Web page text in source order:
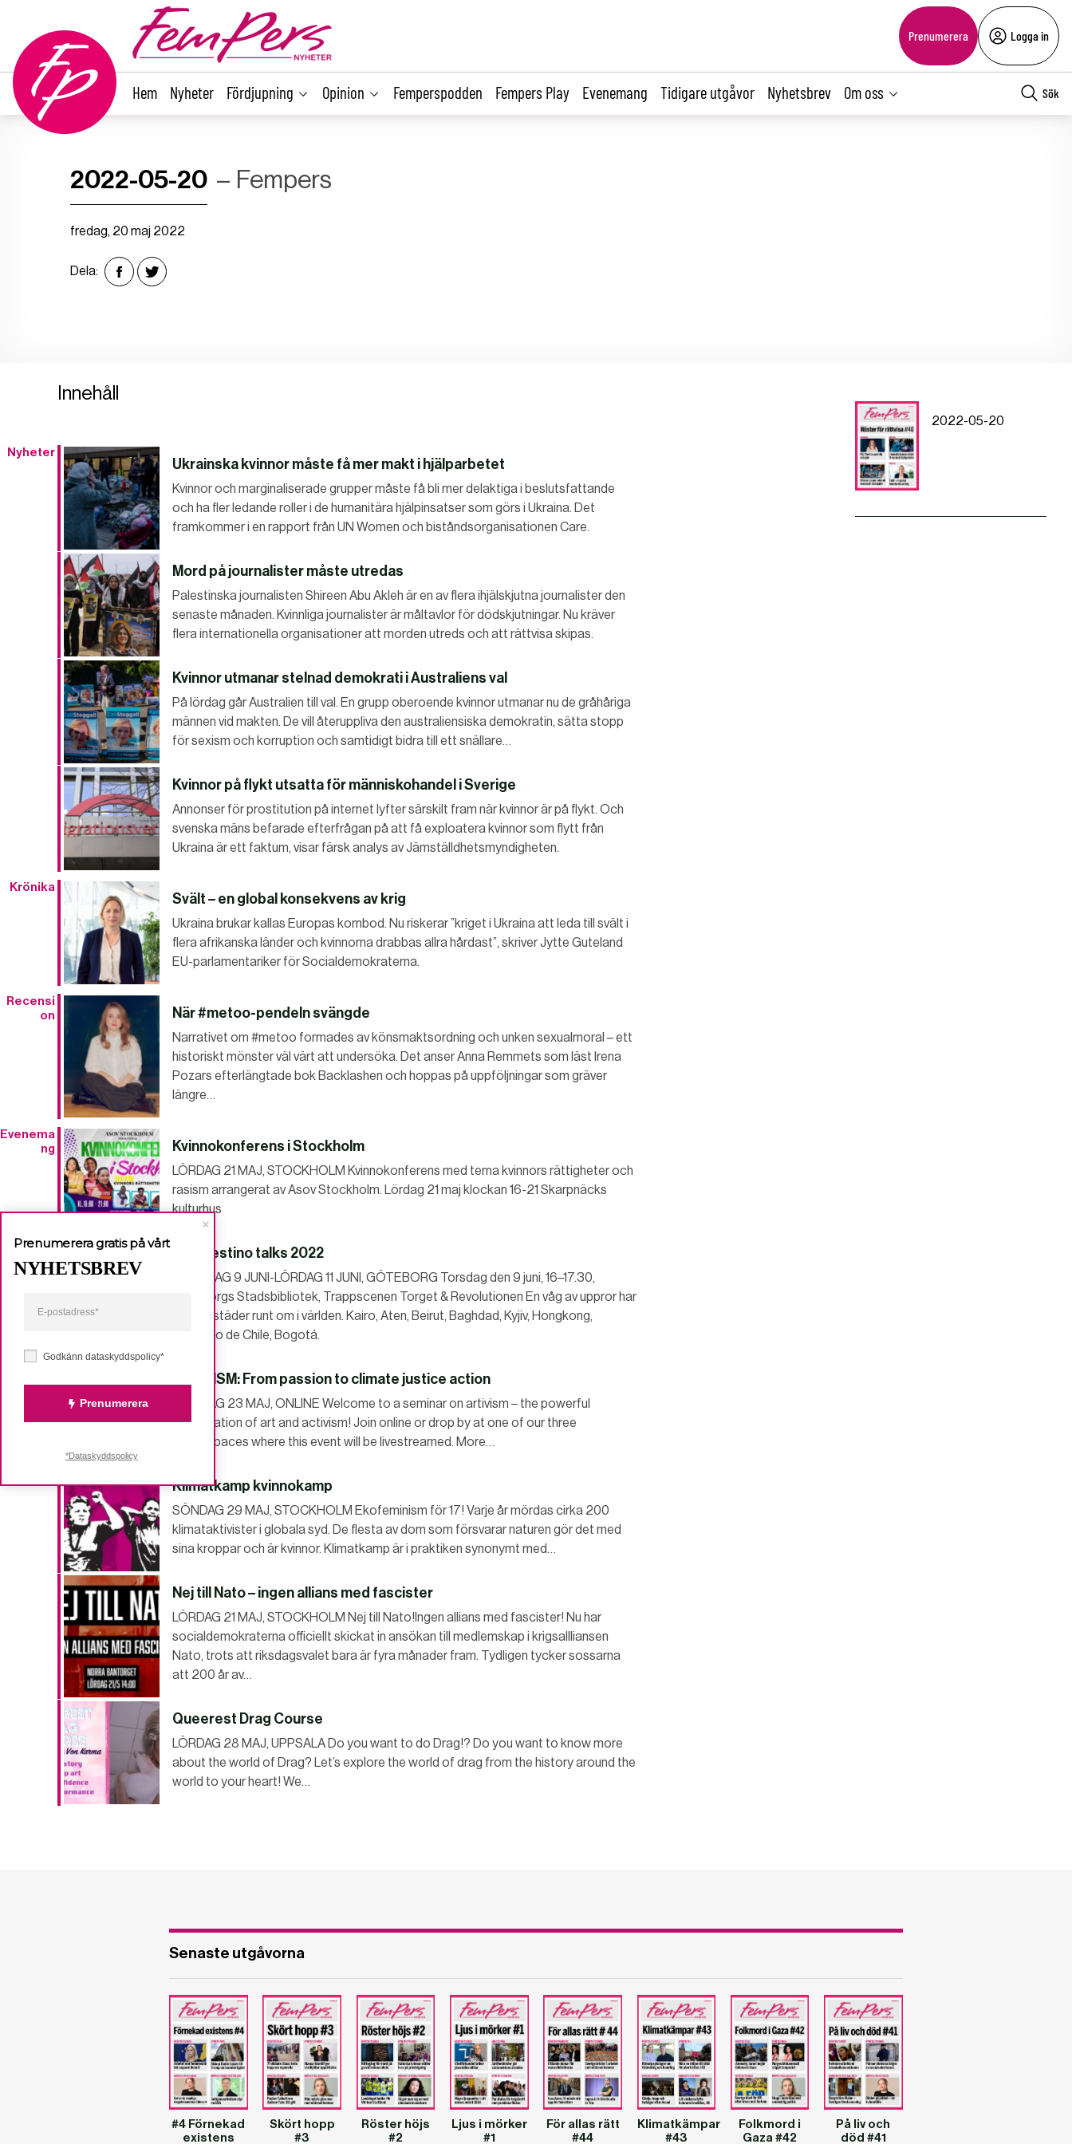
Prenumerera Logga in
Hem Nyheter Fördjupning Opinion Femperspodden Fempers Play Evenemang Tidigare utgåvor Nyhetsbrev Om oss Sök
2022-05-20 Fempers
fredag, 20 maj 2022
Dela:
2022-05-20
Innehåll
Nyheter
Ukrainska kvinnor måste få mer makt i hjälparbetet
Kvinnor och marginaliserade grupper måste få bli mer delaktiga i beslutsfattande
och ha fler ledande roller i de humanitära hjälpinsatser som görs i Ukraina. Det
framkommer i en rapport från UN Women och biståndsorganisationen Care.
Mord på journalister måste utredas
Palestinska journalisten Shireen Abu Akleh är en av flera ihjälskjutna journalister den
senaste månaden. Kvinnliga journalister är måltavlor för dödskjutningar. Nu kräver
flera internationella organisationer att morden utreds och att rättvisa skipas.
Kvinnor utmanar stelnad demokrati i Australiens val
På lördag går Australien till val. En grupp oberoende kvinnor utmanar nu de gråhåriga
männen vid makten. De vill återuppliva den australiensiska demokratin, sätta stopp
för sexism och korruption och samtidigt bidra till ett snällare…
Kvinnor på flykt utsatta för människohandel i Sverige
Annonser för prostitution på internet lyfter särskilt fram när kvinnor är på flykt. Och
svenska mäns befarade efterfrågan på att få exploatera kvinnor som flytt från
Ukraina är ett faktum, visar färsk analys av Jämställdhetsmyndigheten.
Krönika
Svält – en global konsekvens av krig
Ukraina brukar kallas Europas kornbod. Nu riskerar ”kriget i Ukraina att leda till svält i
flera afrikanska länder och kvinnorna drabbas allra hårdast”, skriver Jytte Guteland
EU-parlamentariker för Socialdemokraterna.
Recensi
on
När #metoo-pendeln svängde
Narrativet om #metoo formades av könsmaktsordning och unken sexualmoral – ett
historiskt mönster väl värt att undersöka. Det anser Anna Remmets som läst Irena
Pozars efterlängtade bok Backlashen och hoppas på uppföljningar som gräver
längre…
Evenema
ng
Kvinnokonferens i Stockholm
LÖRDAG 21 MAJ, STOCKHOLM Kvinnokonferens med tema kvinnors rättigheter och
rasism arrangerat av Asov Stockholm. Lördag 21 maj klockan 16-21 Skarpnäcks
kulturhus
Clandestino talks 2022
TORSDAG 9 JUNI-LÖRDAG 11 JUNI, GÖTEBORG Torsdag den 9 juni, 16–17.30,
Göteborgs Stadsbibliotek, Trappscenen Torget & Revolutionen En våg av uppror har
skakat städer runt om i världen. Kairo, Aten, Beirut, Baghdad, Kyjiv, Hongkong,
Santiago de Chile, Bogotá.
ARTIVISM: From passion to climate justice action
MÅNDAG 23 MAJ, ONLINE Welcome to a seminar on artivism – the powerful
combination of art and activism! Join online or drop by at one of our three
makerspaces where this event will be livestreamed. More…
Klimatkamp kvinnokamp
SÖNDAG 29 MAJ, STOCKHOLM Ekofeminism för 17! Varje år mördas cirka 200
klimataktivister i globala syd. De flesta av dom som försvarar naturen gör det med
sina kroppar och är kvinnor. Klimatkamp är i praktiken synonymt med…
Nej till Nato – ingen allians med fascister
LÖRDAG 21 MAJ, STOCKHOLM Nej till Nato!Ingen allians med fascister! Nu har
socialdemokraterna officiellt skickat in ansökan till medlemskap i krigsallliansen
Nato, trots att riksdagsvalet bara är fyra månader fram. Tydligen tycker sossarna
att 200 år av…
Queerest Drag Course
LÖRDAG 28 MAJ, UPPSALA Do you want to do Drag!? Do you want to know more
about the world of Drag? Let’s explore the world of drag from the history around the
world to your heart! We…
Senaste utgåvorna
#4 Förnekad
existens
Skört hopp
#3
Röster höjs
#2
Ljus i mörker
#1
För allas rätt
#44
Klimatkämpar
#43
Folkmord i
Gaza #42
På liv och
död #41
Godkänn dataskyddspolicy*
Prenumerera
Prenumerera gratis på vårt
NYHETSBREV
*Dataskyddspolicy